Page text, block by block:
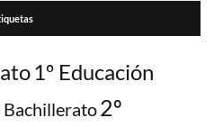
1º Educación
Bachillerato2º